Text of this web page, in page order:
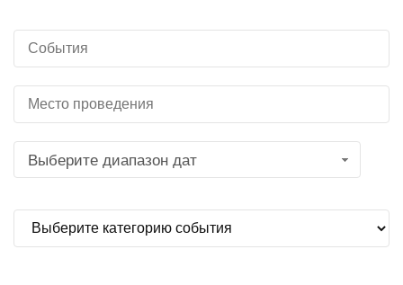
Выберите диапазон дат